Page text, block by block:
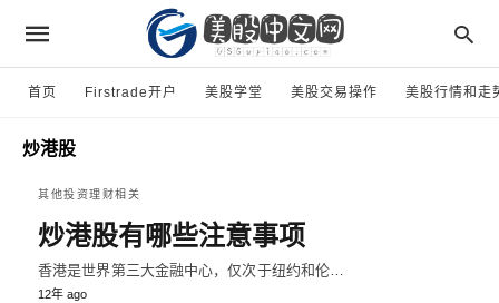
首页 Firstrade开户 美股学堂 美股交易操作 美股行情和走
炒港股
其他投资理财相关
炒港股有哪些注意事项
香港是世界第三大金融中心，仅次于纽约和伦…
12年 ago